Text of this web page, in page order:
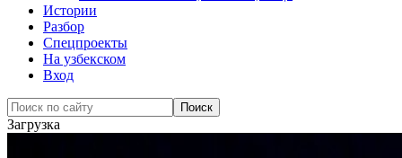
Истории
Разбор
Спецпроекты
На узбекском
Вход
Загрузка